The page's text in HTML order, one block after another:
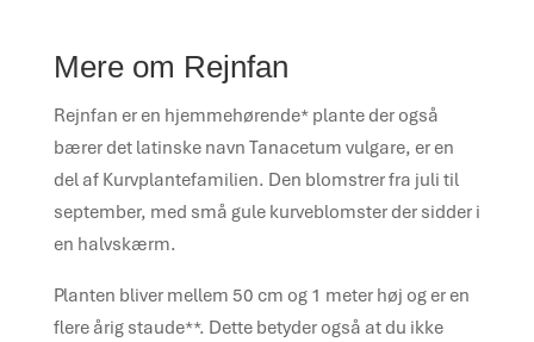
Mere om Rejnfan
Rejnfan er en hjemmehørende* plante der også
bærer det latinske navn Tanacetum vulgare, er en
del af Kurvplantefamilien. Den blomstrer fra juli til
september, med små gule kurveblomster der sidder i
en halvskærm.
Planten bliver mellem 50 cm og 1 meter høj og er en
flere årig staude**. Dette betyder også at du ikke